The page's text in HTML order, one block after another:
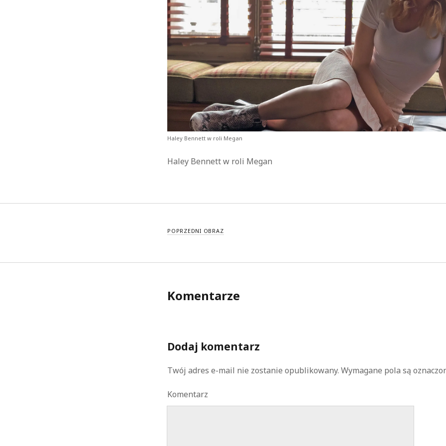
Knausgård komedie komedie romantyczne kryminał
Londyn narkotyki NetflixNowy Jork
Paryż polskie filmy PRL sci-fiscience-
fictionserial BBCthrillerUSAWarszawa
weganizmWydawnictwo Muza
Wydawnictwo Uniwersytetu
Jagiellońskiego
Wydawnictwo ZnakXIX
wiekXVIII wiek XX wiek
Haley Bennett w roli Megan
Haley Bennett w roli Megan
POPRZEDNI OBRAZ
Komentarze
Dodaj komentarz
Twój adres e-mail nie zostanie opublikowany. Wymagane pola są
Komentarz